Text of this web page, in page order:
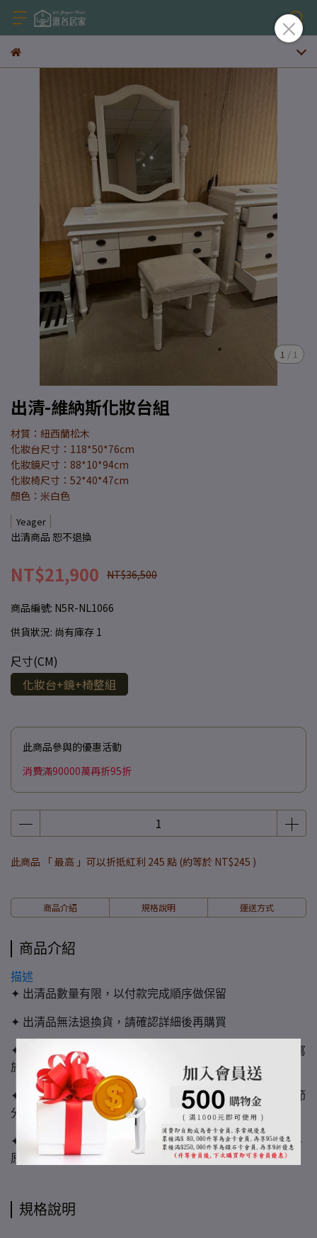
1 / 1
出清-維納斯化妝台組
材質：紐西蘭松木
化妝台尺寸：118*50*76cm
化妝鏡尺寸：88*10*94cm
化妝椅尺寸：52*40*47cm
顏色：米白色
Yeager
出清商品 恕不退換
NT$21,900 NT$36,500
商品編號: N5R-NL1066
供貨狀況: 尚有庫存 1
尺寸(CM)
化妝台+鏡+椅整組
此商品參與的優惠活動
消費滿90000萬再折95折
此商品 「 最高 」可以折抵紅利 245 點 (約等於 NT$245 )
商品介紹 規格說明 運送方式
商品介紹
描述
✦ 出清品數量有限，以付款完成順序做保留
✦ 出清品無法退換貨，請確認詳細後再購買
✦ 出清品於出貨前會做清潔整理，若有額外加工需求請填寫
於備註，可能有額外費用產生
✦ 實木屬「非均質材料」，購買必須認同紋路、色澤、木節
分布無法一致，亦不可指定
✦ 色票僅供參考用，實際顏色可能因環境光線、螢幕載具、
原木自然色差等有些許不同
規格說明